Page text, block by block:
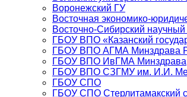
Воронежский ГУ
Восточная экономико-
Восточно-Сибирский
ГБОУ ВПО «Казанский
ГБОУ ВПО АГМА Минздрава
ГБОУ ВПО ИвГМА Минздрава
ГБОУ ВПО СЗГМУ им. И.И.
ГБОУ СПО
ГБОУ СПО Стерлитамакский